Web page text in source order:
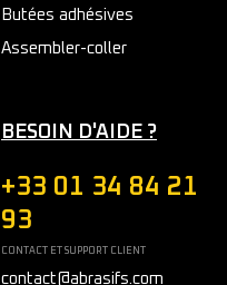
Butées adhésives
Assembler-coller
BESOIN D'AIDE ?
+33 01 34 84 21
93
CONTACT ET SUPPORT CLIENT
contact@abrasifs.com